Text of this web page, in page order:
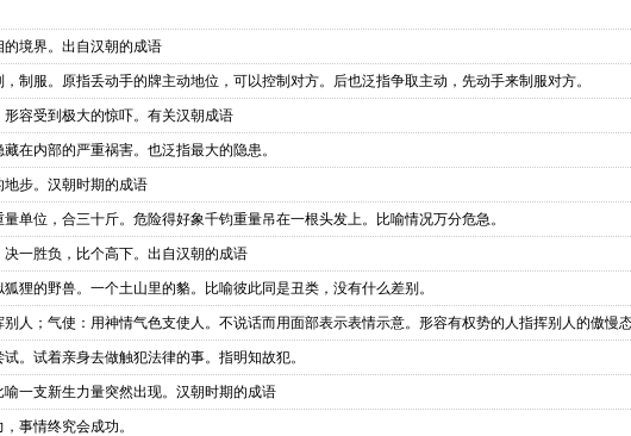
境界。出自汉朝的成语
制服。原指丢动手的牌主动地位，可以控制对方。后也泛指争取主动，先动手来制服对方。
容受到极大的惊吓。有关汉朝成语
在内部的严重祸害。也泛指最大的隐患。
步。汉朝时期的成语
单位，合三十斤。危险得好象千钧重量吊在一根头发上。比喻情况万分危急。
一胜负，比个高下。出自汉朝的成语
狸的野兽。一个土山里的貉。比喻彼此同是丑类，没有什么差别。
人；气使：用神情气色支使人。不说话而用面部表示表情示意。形容有权势的人指挥别人的傲慢
。试着亲身去做触犯法律的事。指明知故犯。
一支新生力量突然出现。汉朝时期的成语
事情终究会成功。